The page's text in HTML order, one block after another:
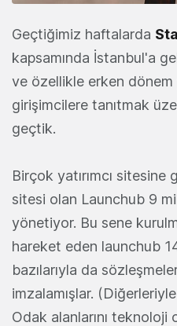
Geçtiğimiz haftalarda
kapsamında İstanbul'a
ve özellikle erken dönem
girişimcilere tanıtmak
geçtik.
Birçok yatırımcı sitesine
sitesi olan Launchub 9
yönetiyor. Bu sene
hareket eden launchub 14
bazılarıyla da
imzalamışlar.
Odak alanlarını teknoloji